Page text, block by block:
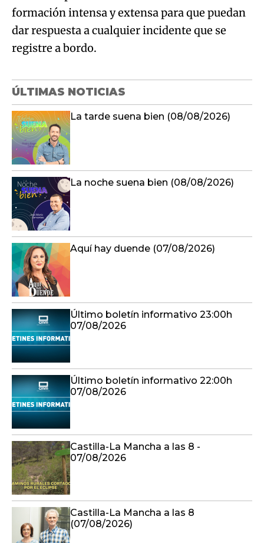
formación intensa y extensa para que puedan
dar respuesta a cualquier incidente que se
registre a bordo.
ÚLTIMAS NOTICIAS
La tarde suena bien (08/08/2026)
La noche suena bien (08/08/2026)
Aquí hay duende (07/08/2026)
Último boletín informativo 23:00h
07/08/2026
Último boletín informativo 22:00h
07/08/2026
Castilla-La Mancha a las 8 -
07/08/2026
Castilla-La Mancha a las 8
(07/08/2026)